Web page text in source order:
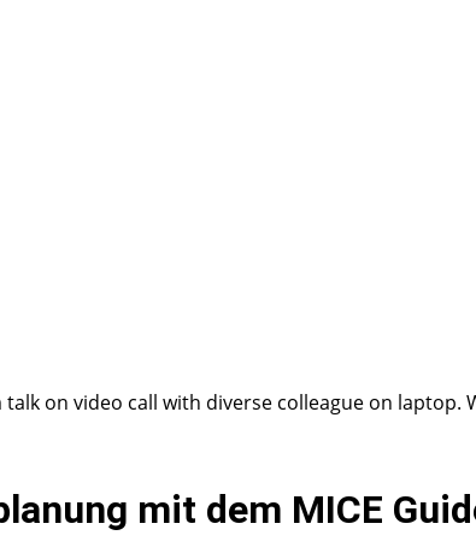
on video call with diverse colleague on
mit dem MICE